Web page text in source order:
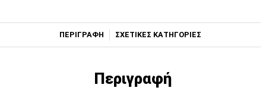
ΠΕΡΙΓΡΑΦΗ ΣΧΕΤΙΚΕΣ ΚΑΤΗΓΟΡΙΕΣ
Περιγραφή